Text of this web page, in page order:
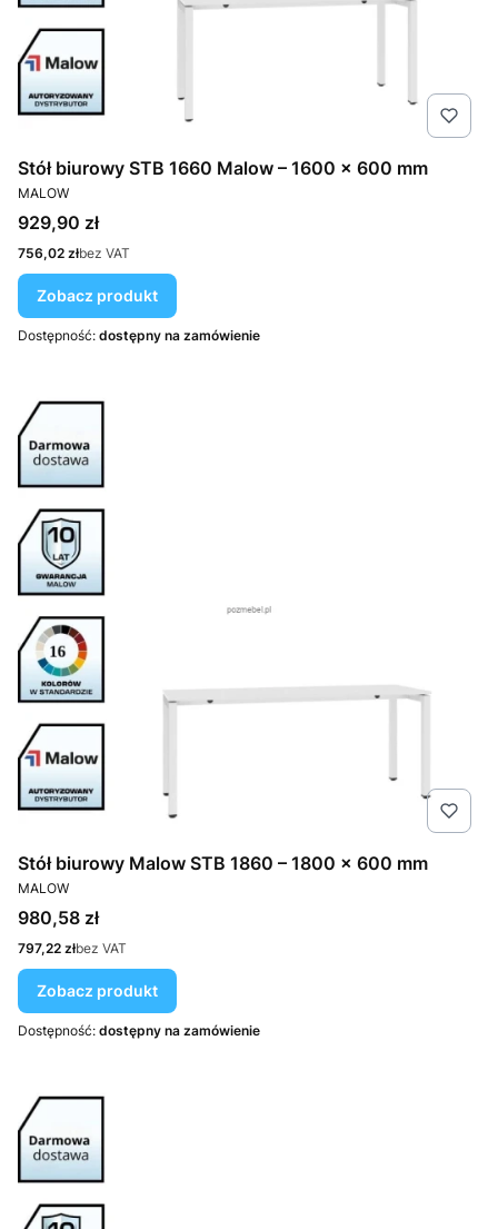
Stół biurowy STB 1660 Malow – 1600 × 600 mm
PRODUCENT
MALOW
Cena
929,90 zł
Cena
756,02 złbez VAT
Zobacz produkt
Dostępność: dostępny na zamówienie
Stół biurowy Malow STB 1860 – 1800 × 600 mm
PRODUCENT
MALOW
Cena
980,58 zł
Cena
797,22 złbez VAT
Zobacz produkt
Dostępność: dostępny na zamówienie